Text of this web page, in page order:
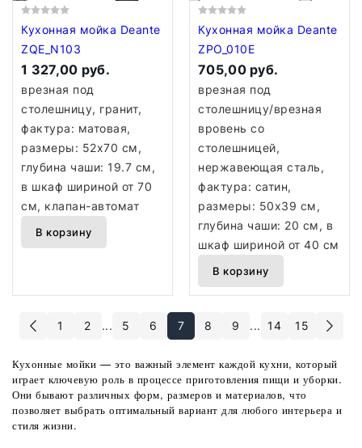
Кухонная мойка Deante
ZQE_N103
1 327,00 руб.
врезная под
столешницу, гранит,
фактура: матовая,
размеры: 52x70 см,
глубина чаши: 19.7 см,
в шкаф шириной от 70
см, клапан-автомат
В корзину
Кухонная мойка Deante
ZPO_010E
705,00 руб.
врезная под
столешницу/врезная
вровень со
столешницей,
нержавеющая сталь,
фактура: сатин,
размеры: 50x39 см,
глубина чаши: 20 см, в
шкаф шириной от 40 см
В корзину
1 2 ... 5 6 7 8 9 ... 14 15
Кухонные мойки — это важный элемент каждой кухни, который
играет ключевую роль в процессе приготовления пищи и уборки.
Они бывают различных форм, размеров и материалов, что
позволяет выбрать оптимальный вариант для любого интерьера и
стиля жизни.